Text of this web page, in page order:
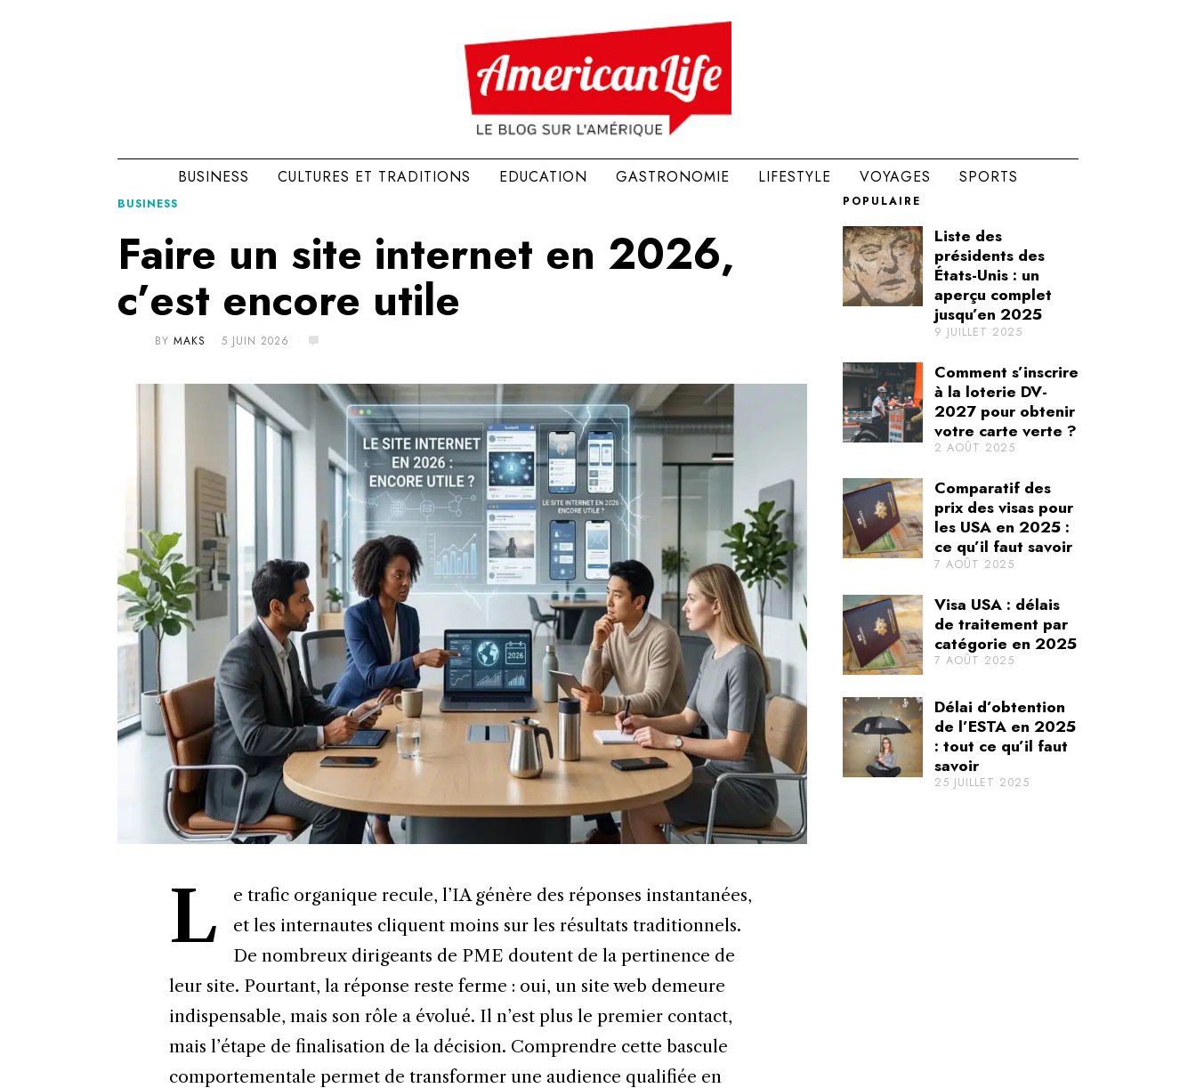
BUSINESS CULTURES ET TRADITIONS EDUCATION GASTRONOMIE LIFESTYLE VOYAGES SPORTS
BUSINESS
Faire un site internet en 2026,
c’est encore utile
BY MAKS 5 JUIN 2026
L
e trafic organique recule, l’IA génère des réponses instantanées,
et les internautes cliquent moins sur les résultats traditionnels.
De nombreux dirigeants de PME doutent de la pertinence de
leur site. Pourtant, la réponse reste ferme : oui, un site web demeure
indispensable, mais son rôle a évolué. Il n’est plus le premier contact,
mais l’étape de finalisation de la décision. Comprendre cette bascule
comportementale permet de transformer une audience qualifiée en
POPULAIRE
Liste des
présidents des
États-Unis : un
aperçu complet
jusqu’en 2025
9 JUILLET 2025
Comment s’inscrire
à la loterie DV-
2027 pour obtenir
votre carte verte ?
2 AOÛT 2025
Comparatif des
prix des visas pour
les USA en 2025 :
ce qu’il faut savoir
7 AOÛT 2025
Visa USA : délais
de traitement par
catégorie en 2025
7 AOÛT 2025
Délai d’obtention
de l’ESTA en 2025
: tout ce qu’il faut
savoir
25 JUILLET 2025